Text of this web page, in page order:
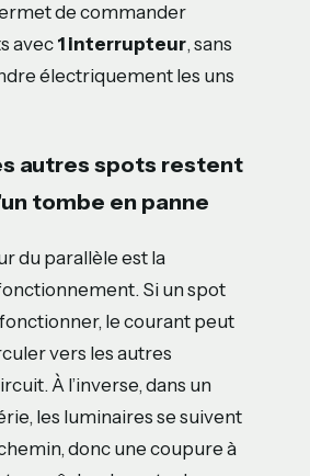
de commander
avec 1 interrupteur, sans
électriquement les uns
autres spots restent
tombe en panne
du parallèle est la
Si un spot
le courant peut
vers les autres
À l’inverse, dans un
les luminaires se suivent
donc une coupure à